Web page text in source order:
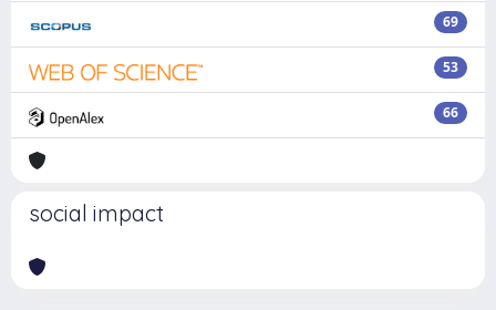
69
53
66
social impact